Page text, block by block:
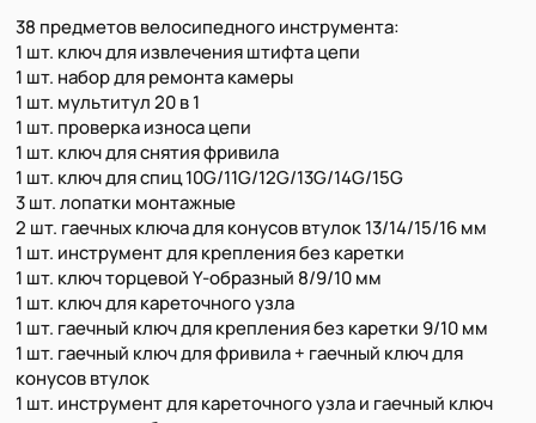
38 предметов велосипедного инструмента:
1 шт. ключ для извлечения штифта цепи
1 шт. набор для ремонта камеры
1 шт. мультитул 20 в 1
1 шт. проверка износа цепи
1 шт. ключ для снятия фривила
1 шт. ключ для спиц 10G/11G/12G/13G/14G/15G
3 шт. лопатки монтажные
2 шт. гаечных ключа для конусов втулок 13/14/15/16 мм
1 шт. инструмент для крепления без каретки
1 шт. ключ торцевой Y-образный 8/9/10 мм
1 шт. ключ для кареточного узла
1 шт. гаечный ключ для крепления без каретки 9/10 мм
1 шт. гаечный ключ для фривила + гаечный ключ для
конусов втулок
1 шт. инструмент для кареточного узла и гаечный ключ